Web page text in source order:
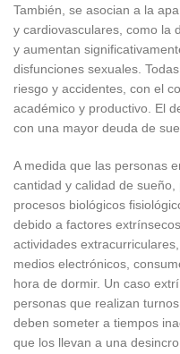
También, se asocian a la
y cardiovasculares, como la
y aumentan
disfunciones sexuales.
riesgo y accidentes, con el
académico y productivo. El
con una mayor deuda de
A medida que las personas
cantidad y calidad de
procesos biológicos
debido a factores
actividades
medios electrónicos,
hora de dormir. Un caso
personas que realizan
deben someter a tiempos
que los llevan a una